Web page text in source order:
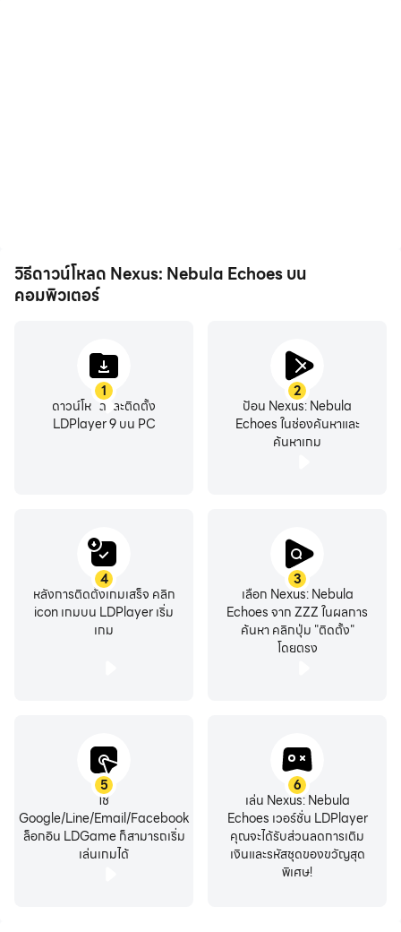
วิธีดาวน์โหลด Nexus: Nebula Echoes บน
คอมพิวเตอร์
1
ดาวน์โหลดและติดตั้ง
LDPlayer 9 บน PC
2
ป้อน Nexus: Nebula
Echoes ในช่องค้นหาและ
ค้นหาเกม
3
เลือก Nexus: Nebula
Echoes จาก ZZZ ในผลการ
ค้นหา คลิกปุ่ม "ติดตั้ง"
โดยตรง
4
หลังการติดตั้งเกมเสร็จ คลิก
icon เกมบน LDPlayer เริ่ม
เกม
5
ใช้
Google/Line/Email/Facebook
ล็อกอิน LDGame ก็สามารถเริ่ม
เล่นเกมได้
6
เล่น Nexus: Nebula
Echoes เวอร์ชั่น LDPlayer
คุณจะได้รับส่วนลดการเติม
เงินและรหัสชุดของขวัญสุด
พิเศษ!